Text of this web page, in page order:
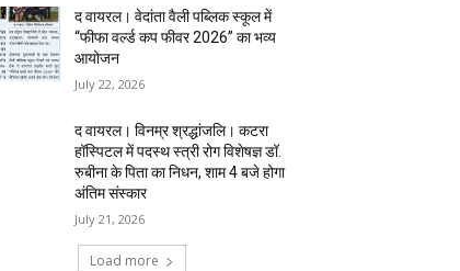
द वायरल। वेदांता वैली पब्लिक स्कूल में
“फीफा वर्ल्ड कप फीवर 2026” का भव्य
आयोजन
July 22, 2026
द वायरल। विनम्र श्रद्धांजलि। कटरा
हॉस्पिटल में पदस्थ स्त्री रोग विशेषज्ञ डॉ.
रुबीना के पिता का निधन, शाम 4 बजे होगा
अंतिम संस्कार
July 21, 2026
Load more